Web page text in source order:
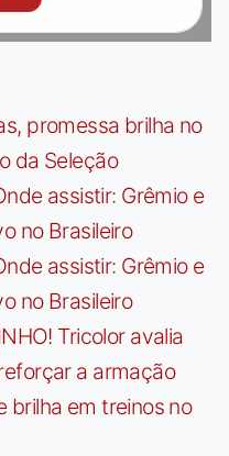
promessa brilha no
da Seleção
assistir: Grêmio e
no Brasileiro
assistir: Grêmio e
no Brasileiro
Tricolor avalia
a armação
brilha em treinos no